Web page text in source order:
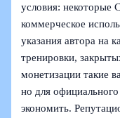
условия: некоторые
коммерческое
указания автора на
тренировки,
монетизации такие
но для
экономить.